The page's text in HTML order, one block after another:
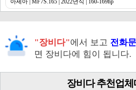
"장비다"에서 보고 전화
면 장비다에 힘이 됩니다.
장비다 추천업체